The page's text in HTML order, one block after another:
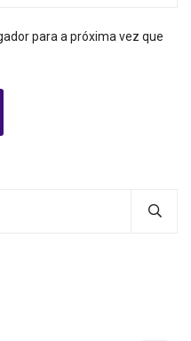
para a próxima vez que